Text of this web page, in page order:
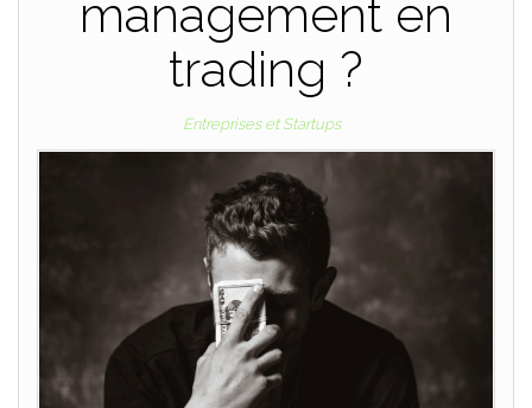
management en
trading ?
Entreprises et Startups